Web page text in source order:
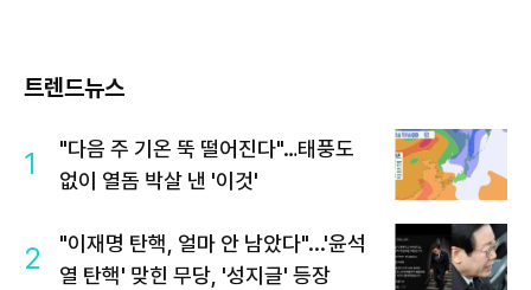
트렌드뉴스
1
"다음 주 기온 뚝 떨어진다"…태풍도
없이 열돔 박살 낸 '이것'
2
"이재명 탄핵, 얼마 안 남았다"...'윤석
열 탄핵' 맞힌 무당, '성지글' 등장